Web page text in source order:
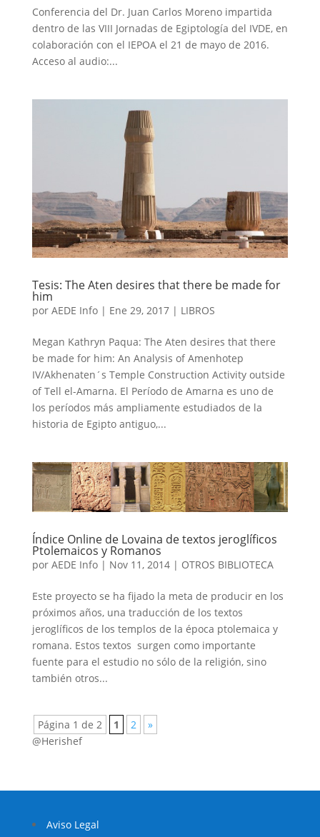
Conferencia del Dr. Juan Carlos Moreno impartida
dentro de las VIII Jornadas de Egiptología del IVDE, en
colaboración con el IEPOA el 21 de mayo de 2016.
Acceso al audio:...
Tesis: The Aten desires that there be made for
him
por AEDE Info| Ene 29, 2017| LIBROS
Megan Kathryn Paqua: The Aten desires that there
be made for him: An Analysis of Amenhotep
IV/Akhenaten´s Temple Construction Activity outside
of Tell el-Amarna. El Período de Amarna es uno de
los períodos más ampliamente estudiados de la
historia de Egipto antiguo,...
Índice Online de Lovaina de textos jeroglíficos
Ptolemaicos y Romanos
por AEDE Info| Nov 11, 2014| OTROS BIBLIOTECA
Este proyecto se ha fijado la meta de producir en los
próximos años, una traducción de los textos
jeroglíficos de los templos de la época ptolemaica y
romana. Estos textos surgen como importante
fuente para el estudio no sólo de la religión, sino
también otros...
Página 1 de 2 1 2
»
@Herishef
Aviso Legal